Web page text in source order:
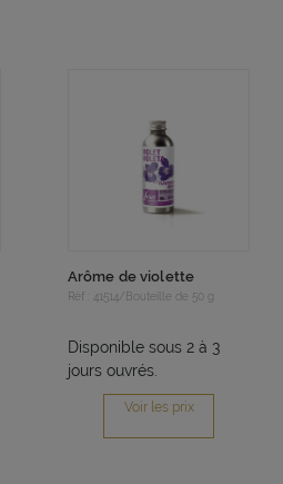
Arôme de violette
Réf : 41514/Bouteille de 50 g
Disponible sous 2 à 3
jours ouvrés.
Voir les prix